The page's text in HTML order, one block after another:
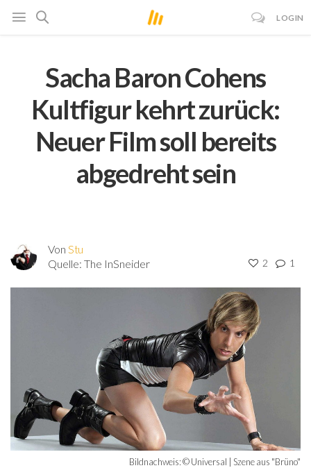
LOGIN
Sacha Baron Cohens
Kultfigur kehrt zurück:
Neuer Film soll bereits
abgedreht sein
Von Stu
Quelle: The InSneider 2 1
Bildnachweis: © Universal | Szene aus "Brüno"